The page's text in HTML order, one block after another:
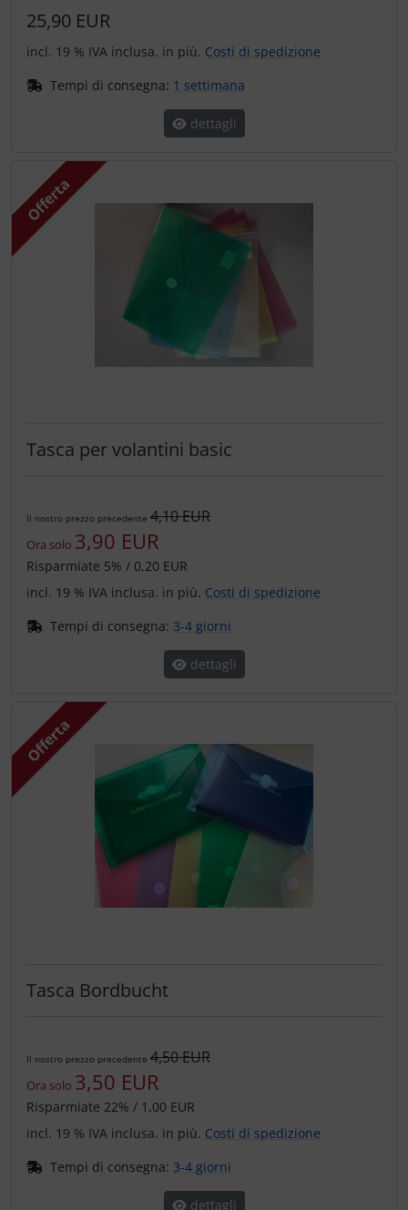
25,90 EUR
incl. 19 % IVA inclusa. in più. Costi di spedizione
Tempi di consegna: 1 settimana
dettagli
Offerta
Tasca per volantini basic
Il nostro prezzo precedente 4,10 EUR
Ora solo 3,90 EUR
Risparmiate 5% / 0,20 EUR
incl. 19 % IVA inclusa. in più. Costi di spedizione
Tempi di consegna: 3-4 giorni
dettagli
Offerta
Tasca Bordbucht
Il nostro prezzo precedente 4,50 EUR
Ora solo 3,50 EUR
Risparmiate 22% / 1,00 EUR
incl. 19 % IVA inclusa. in più. Costi di spedizione
Tempi di consegna: 3-4 giorni
dettagli